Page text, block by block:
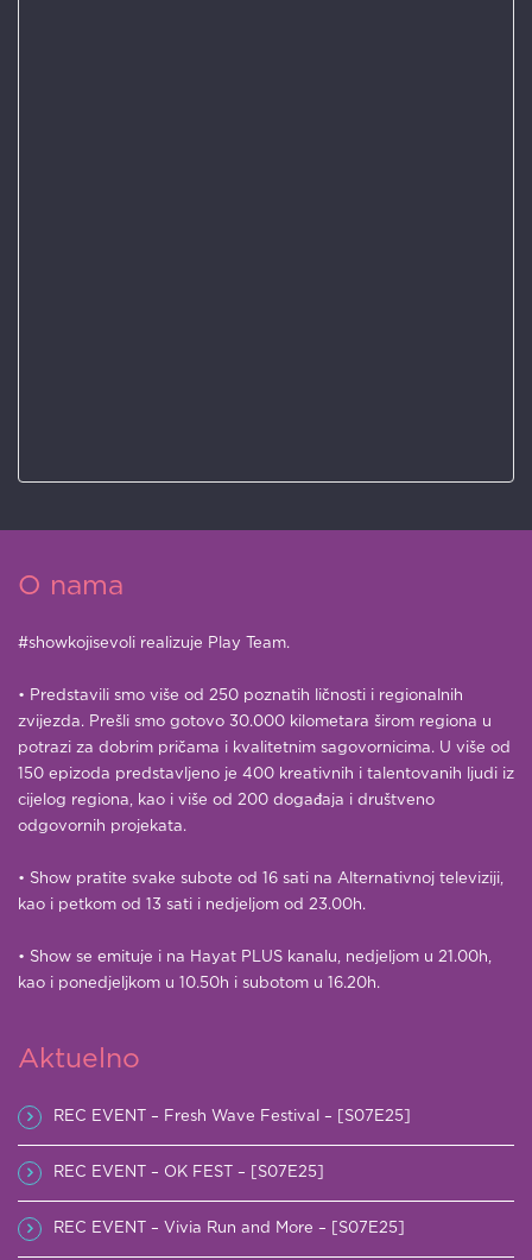
O nama
#showkojisevoli realizuje Play Team.
• Predstavili smo više od 250 poznatih ličnosti i regionalnih
zvijezda. Prešli smo gotovo 30.000 kilometara širom regiona u
potrazi za dobrim pričama i kvalitetnim sagovornicima. U više od
150 epizoda predstavljeno je 400 kreativnih i talentovanih ljudi iz
cijelog regiona, kao i više od 200 događaja i društveno
odgovornih projekata.
• Show pratite svake subote od 16 sati na Alternativnoj televiziji,
kao i petkom od 13 sati i nedjeljom od 23.00h.
• Show se emituje i na Hayat PLUS kanalu, nedjeljom u 21.00h,
kao i ponedjeljkom u 10.50h i subotom u 16.20h.
Aktuelno
REC EVENT – Fresh Wave Festival – [S07E25]
REC EVENT – OK FEST – [S07E25]
REC EVENT – Vivia Run and More – [S07E25]